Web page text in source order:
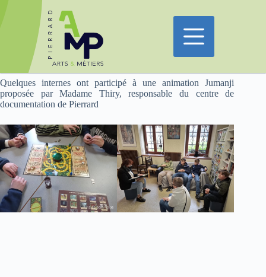
Passer
au
contenu
Quelques internes ont participé à une animation Jumanji
proposée par Madame Thiry, responsable du centre de
documentation de Pierrard